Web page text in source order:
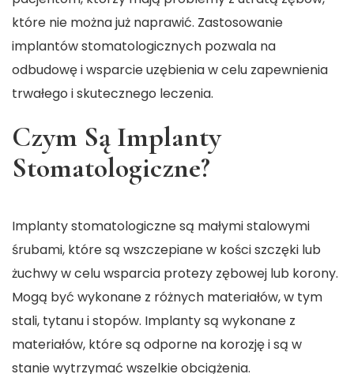
które nie można już naprawić. Zastosowanie
implantów stomatologicznych pozwala na
odbudowę i wsparcie uzębienia w celu zapewnienia
trwałego i skutecznego leczenia.
Czym Są Implanty
Stomatologiczne?
Implanty stomatologiczne są małymi stalowymi
śrubami, które są wszczepiane w kości szczęki lub
żuchwy w celu wsparcia protezy zębowej lub korony.
Mogą być wykonane z różnych materiałów, w tym
stali, tytanu i stopów. Implanty są wykonane z
materiałów, które są odporne na korozję i są w
stanie wytrzymać wszelkie obciążenia.